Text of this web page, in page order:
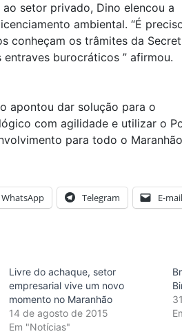
setor privado, Dino elencou a
ambiental. “É
conheçam os trâmites da
burocráticos ” afirmou.
apontou dar solução para o
com agilidade e utilizar o
para todo o
WhatsApp Telegram E-mail
Livre do achaque, setor
empresarial vive um novo
momento no Maranhão
14 de agosto de 2015
Em "Notícias"